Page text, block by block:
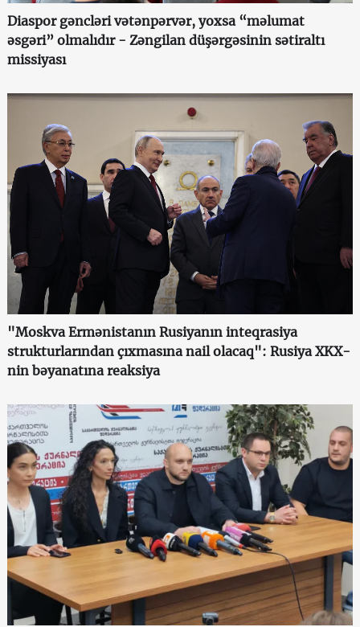
Diaspor gəncləri vətənpərvər, yoxsa “məlumat
əsgəri” olmalıdır - Zəngilan düşərgəsinin sətiraltı
missiyası
"Moskva Ermənistanın Rusiyanın inteqrasiya
strukturlarından çıxmasına nail olacaq": Rusiya XKX-
nin bəyanatına reaksiya